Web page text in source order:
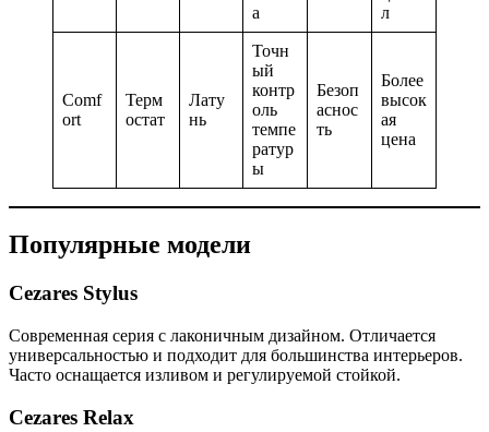
а
л
Comf
ort
Терм
остат
Лату
нь
Точн
ый
контр
оль
темпе
ратур
ы
Безоп
аснос
ть
Более
высок
ая
цена
Популярные модели
Cezares Stylus
Современная серия с лаконичным дизайном. Отличается
универсальностью и подходит для большинства интерьеров.
Часто оснащается изливом и регулируемой стойкой.
Cezares Relax